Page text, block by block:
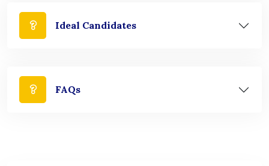
Ideal Candidates
FAQs